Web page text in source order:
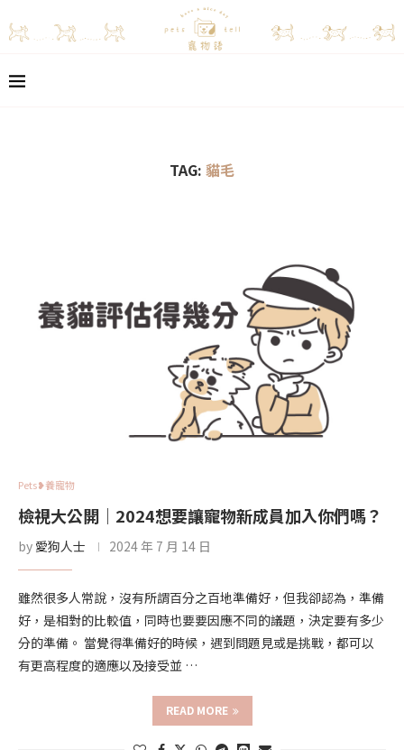
TAG: 貓毛
Pets❥養寵物
檢視大公開｜2024想要讓寵物新成員加入你們嗎？
by 愛狗人士 2024 年 7 月 14 日
雖然很多人常說，沒有所謂百分之百地準備好，但我卻認為，準備
好，是相對的比較值，同時也要要因應不同的議題，決定要有多少
分的準備。 當覺得準備好的時候，遇到問題見或是挑戰，都可以
有更高程度的適應以及接受並 …
READ MORE